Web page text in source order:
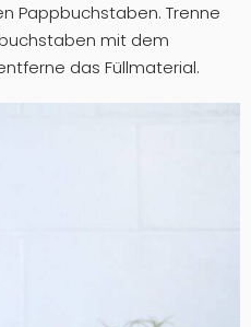
Pappbuchstaben. Trenne
mit dem
das Füllmaterial.